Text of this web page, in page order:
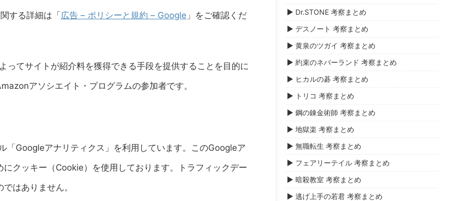
する詳細は「 広告 – ポリシーと規約 – Google 」をご確認くだ
ってサイトが紹介料を獲得できる手段を提供することを目的に
アソシエイト・プログラムの参加者です。
「Googleアナリティクス」を利用しています。このGoogleア
クッキー（Cookie）を使用しております。トラフィックデー
はありません。
▶ Dr.STONE 考察まとめ
▶ デスノート 考察まとめ
▶ 黄泉のツガイ 考察まとめ
▶ 約束のネバーランド 考察まとめ
▶ ヒカルの碁 考察まとめ
▶ トリコ 考察まとめ
▶ 鋼の錬金術師 考察まとめ
▶ 地獄楽 考察まとめ
▶ 無職転生 考察まとめ
▶ フェアリーテイル 考察まとめ
▶ 暗殺教室 考察まとめ
▶ 逃げ上手の若君 考察まとめ